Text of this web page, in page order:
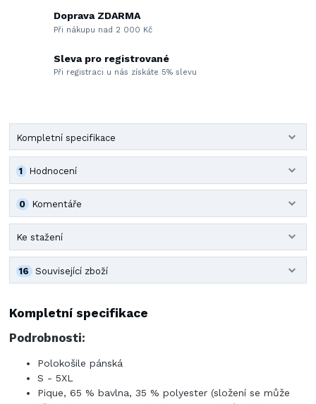
Doprava ZDARMA
Při nákupu nad 2 000 Kč
Sleva pro registrované
Při registraci u nás získáte 5% slevu
Kompletní specifikace
Hodnocení
1
Komentáře
0
Ke stažení
Související zboží
16
Kompletní specifikace
Podrobnosti:
Polokošile pánská
S - 5XL
Pique, 65 % bavlna, 35 % polyester (složení se může